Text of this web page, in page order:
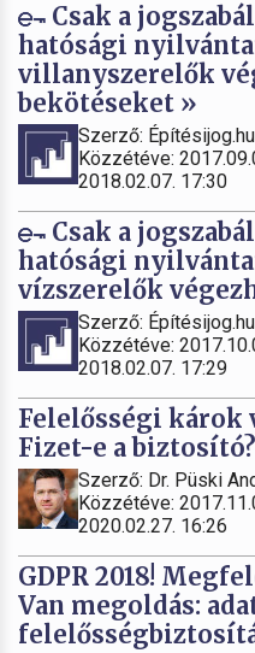
Csak a
hatósági
villanyszerelők
bekötéseket »
Szerző: Építésijog.hu
Közzétéve:
2018.02.07. 17:30
Csak a
hatósági
vízszerelők
Szerző: Építésijog.hu
Közzétéve:
2018.02.07. 17:29
Felelősségi károk
Fizet-e a
Szerző: Dr. Püski
Közzétéve:
2020.02.27. 16:26
GDPR 2018!
Van megoldás: